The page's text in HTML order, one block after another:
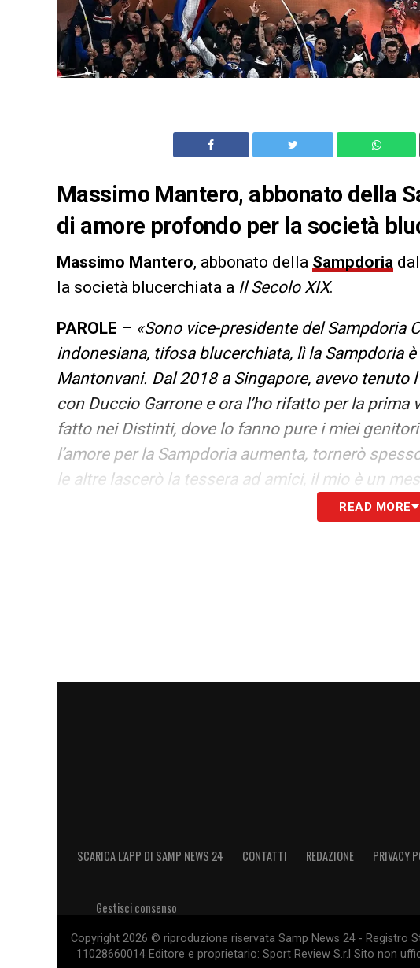
Massimo Mantero, abbonato della
di amore profondo per la società
Massimo Mantero, abbonato della Sampdoria
la società blucerchiata a Il Secolo XIX.
PAROLE – «Sono vice-presidente del Sampdoria
indonesiana, tifosa blucerchiata, lì la Sampdoria
Mantonvani. Dal 2018 a Singapore, avevo tenuto
con Duccio Garrone e ora l’ho rifatto per la prima
fatto nei Distinti, dove lo fanno pure i miei
l’amore per la Sampdoria aumenta, tornerò
le altre lascerò la tessera ad amici, il mio è un
Radrizzani con Manfredi ci hanno preso a un
READ MORE
SCARICA L’APP DI SAMP NEWS 24 CONTATTI REDAZIONE PRIVACY
Gestisci consenso
Copyright 2026 © riproduzione riservata Samp News 24 - Registro
11028660014 Editore e proprietario: Sport Review S.r.l Sito non